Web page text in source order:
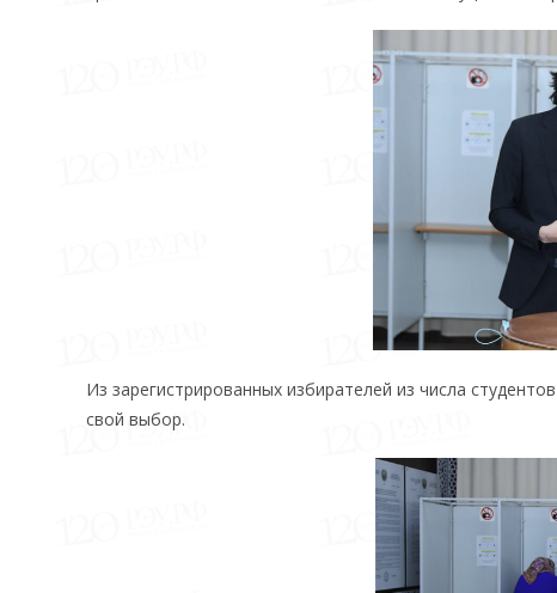
Из зарегистрированных избирателей из числа
свой выбор.